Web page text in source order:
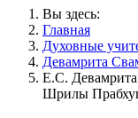
Вы здесь:
Главная
Духовные
Девамрита
Е.С.
Шрилы